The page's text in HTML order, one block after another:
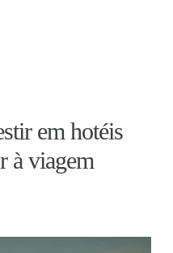
em hotéis
à viagem